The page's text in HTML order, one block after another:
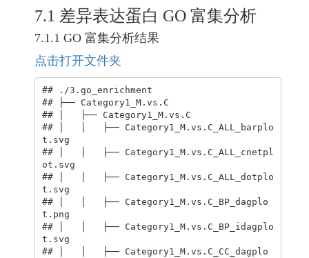
7.1 差异表达蛋白 GO 富集分析
7.1.1 GO 富集分析结果
点击打开文件夹
## ./3.go_enrichment
## ├── Category1_M.vs.C
## │   ├── Category1_M.vs.C
## │   │   ├── Category1_M.vs.C_ALL_barplo
t.svg
## │   │   ├── Category1_M.vs.C_ALL_cnetpl
ot.svg
## │   │   ├── Category1_M.vs.C_ALL_dotplo
t.svg
## │   │   ├── Category1_M.vs.C_BP_dagplo
t.png
## │   │   ├── Category1_M.vs.C_BP_idagplo
t.svg
## │   │   ├── Category1_M.vs.C_CC_dagplo